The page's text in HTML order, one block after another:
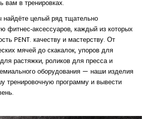
вам в тренировках.
целый ряд тщательно
фитнес‑аксессуаров, каждый из которых
PENT. качеству и мастерству. От
мячей до скакалок, упоров для
растяжки, роликов для пресса и
оборудования — наши изделия
тренировочную программу и вывести